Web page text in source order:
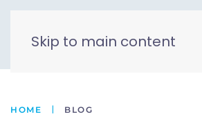
Skip to main content
HOME BLOG